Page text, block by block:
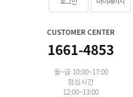
CUSTOMER CENTER
1661-4853
월~금 10:00~17:00
점심시간
12:00~13:00